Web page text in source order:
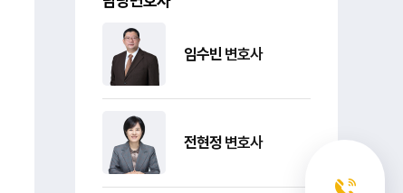
임수빈 변호사
전현정 변호사